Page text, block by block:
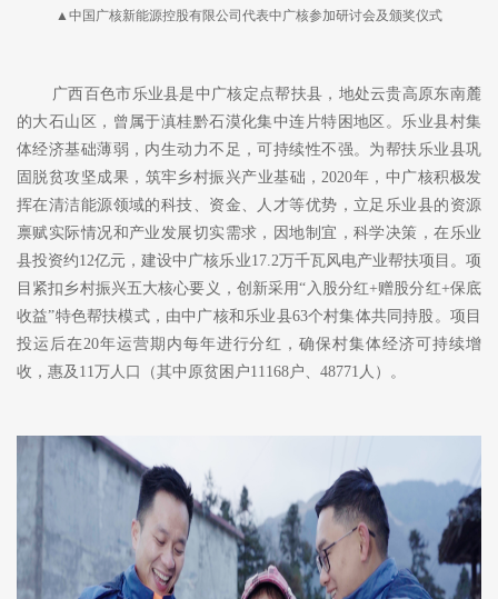
▲中国广核新能源控股有限公司代表中广核参加研讨会及颁奖仪式
广西百色市乐业县是中广核定点帮扶县，地处云贵高原东南麓
的大石山区，曾属于滇桂黔石漠化集中连片特困地区。乐业县村集
体经济基础薄弱，内生动力不足，可持续性不强。为帮扶乐业县巩
固脱贫攻坚成果，筑牢乡村振兴产业基础，2020年，中广核积极发
挥在清洁能源领域的科技、资金、人才等优势，立足乐业县的资源
禀赋实际情况和产业发展切实需求，因地制宜，科学决策，在乐业
县投资约12亿元，建设中广核乐业17.2万千瓦风电产业帮扶项目。项
目紧扣乡村振兴五大核心要义，创新采用“入股分红+赠股分红+保底
收益”特色帮扶模式，由中广核和乐业县63个村集体共同持股。项目
投运后在20年运营期内每年进行分红，确保村集体经济可持续增
收，惠及11万人口（其中原贫困户11168户、48771人）。